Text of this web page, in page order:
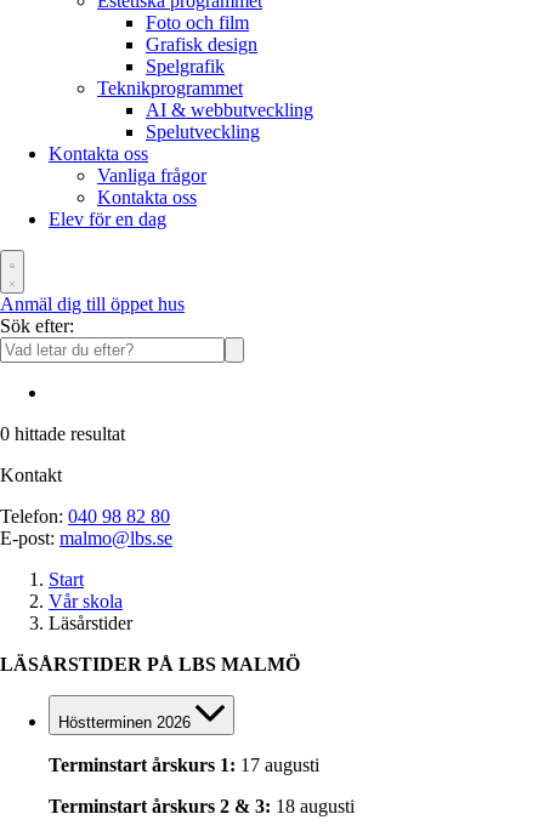
Foto och film
Grafisk design
Spelgrafik
Teknikprogrammet
AI & webbutveckling
Spelutveckling
Kontakta oss
Vanliga frågor
Kontakta oss
Elev för en dag
Anmäl dig till öppet hus
Sök efter:
0 hittade resultat
Kontakt
Telefon: 040 98 82 80
E-post: malmo@lbs.se
Start
Vår skola
Läsårstider
LÄSÅRSTIDER PÅ LBS MALMÖ
Höstterminen 2026
Terminstart årskurs 1: 17 augusti
Terminstart årskurs 2 & 3: 18 augusti